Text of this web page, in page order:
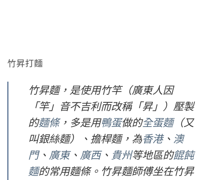
竹昇打麵
竹昇麵，是使用竹竿（廣東人因
「竿」音不吉利而改稱「昇」）壓製
的麵條，多是用鴨蛋做的全蛋麵（又
叫銀絲麵）、擔桿麵，為香港、 澳
門、 廣東、 廣西、 貴州等地區的餛飩
麵的常用麵條。竹昇麵師傅坐在竹昇